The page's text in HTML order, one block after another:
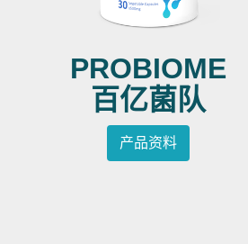
PROBIOME
百亿菌队
产品资料